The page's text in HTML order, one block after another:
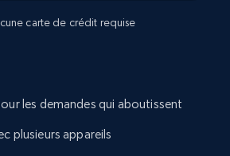
carte de crédit requise
les demandes qui aboutissent
plusieurs appareils